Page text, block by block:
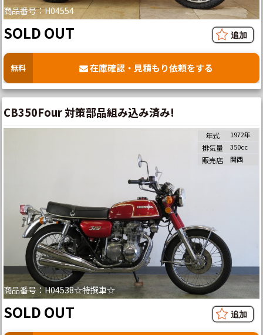
商品番号：H04554
SOLD OUT
無料 在庫確認・見積もり依頼をする
CB350Four 対策部品組み込み済み!
商品番号：H04538☆特撰車☆
年式 1972年
排気量 350cc
販売店 関西
SOLD OUT